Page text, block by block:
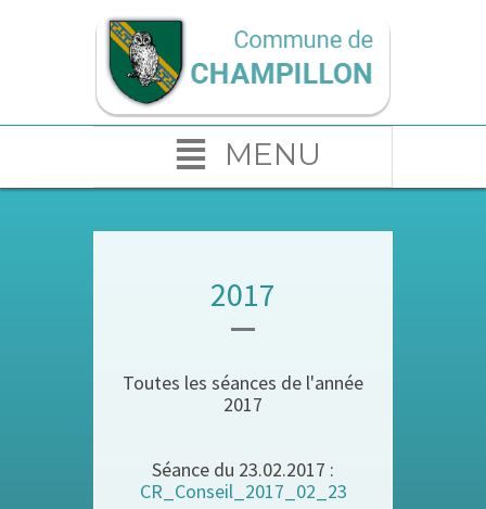
MENU
2017
Toutes les séances de l'année
2017
Séance du 23.02.2017 :
CR_Conseil_2017_02_23